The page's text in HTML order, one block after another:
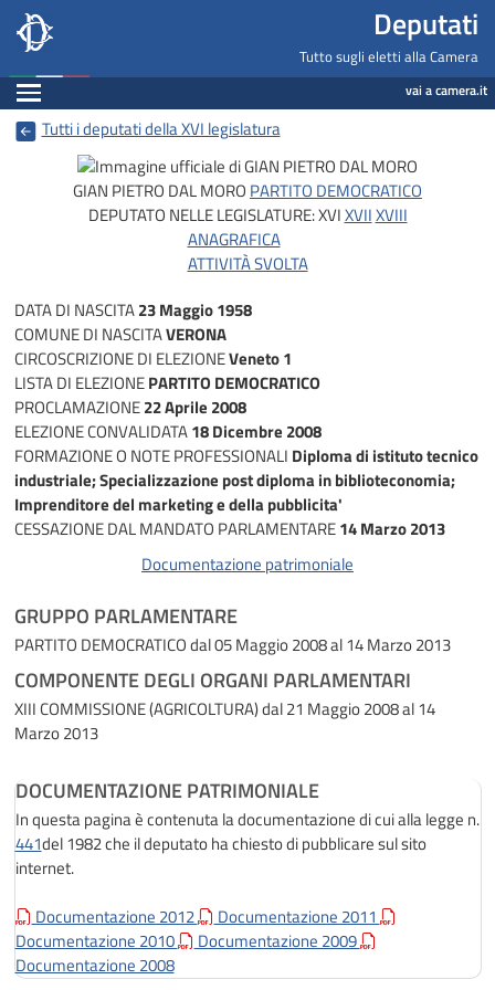
Deputati, Camera dei Deputati -
Salta al contenuto principale
Salta al menu di navigazione Deputati
Tutto sugli eletti alla Camera
Espandi vai a camera.it
Tutti i deputati della XVI legislatura
GIAN PIETRO DAL MORO PARTITO DEMOCRATICO
DEPUTATO NELLE LEGISLATURE:XVIXVIIXVIII
ANAGRAFICA
ATTIVITÀ SVOLTA
DATA DI NASCITA23 Maggio 1958
COMUNE DI NASCITAVERONA
CIRCOSCRIZIONE DI ELEZIONEVeneto 1
LISTA DI ELEZIONEPARTITO DEMOCRATICO
PROCLAMAZIONE22 Aprile 2008
ELEZIONE CONVALIDATA18 Dicembre 2008
FORMAZIONE O NOTE PROFESSIONALI Diploma di istituto tecnico
industriale; Specializzazione post diploma in biblioteconomia;
Imprenditore del marketing e della pubblicita'
CESSAZIONE DAL MANDATO PARLAMENTARE14 Marzo 2013
Documentazione patrimoniale
GRUPPO PARLAMENTARE
PARTITO DEMOCRATICOdal 05 Maggio 2008 al 14 Marzo 2013
COMPONENTE DEGLI ORGANI PARLAMENTARI
XIII COMMISSIONE (AGRICOLTURA)dal 21 Maggio 2008 al 14
Marzo 2013
DOCUMENTAZIONE PATRIMONIALE
In questa pagina è contenuta la documentazione di cui alla legge n.
441del 1982 che il deputato ha chiesto di pubblicare sul sito
internet.
Documentazione 2012
Documentazione 2011
Documentazione 2010
Documentazione 2009
Documentazione 2008
Navigazione pagine di servizio
Fine pagina
Salta al contenuto principale
Salta al menu di navigazione
Vai a inizio pagina